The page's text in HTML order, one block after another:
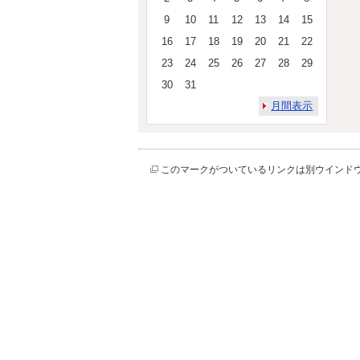
9
10 11 12 13 14
15
16
17 18 19 20 21
22
23
24 25 26 27 28
29
30
31
月間表示
このマークがついているリンクは別ウインド